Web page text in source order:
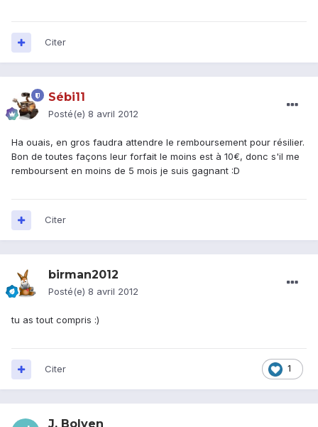
Citer
Sébi11
Posté(e) 8 avril 2012
Ha ouais, en gros faudra attendre le remboursement pour résilier.
Bon de toutes façons leur forfait le moins est à 10€, donc s'il me
remboursent en moins de 5 mois je suis gagnant :D
Citer
birman2012
Posté(e) 8 avril 2012
tu as tout compris :)
1
Citer
J. Bolyen